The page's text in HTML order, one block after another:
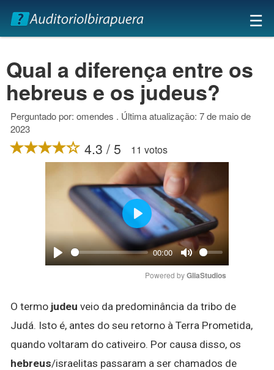
×
☰
Qual a diferença entre os
hebreus e os judeus?
Perguntado por: omendes . Última atualização: 7 de maio de
2023
4.3 / 5 11 votos
Play
00:00
Mute
Play
Powered by GliaStudios
O termo judeu veio da predominância da tribo de
Judá. Isto é, antes do seu retorno à Terra Prometida,
quando voltaram do cativeiro. Por causa disso, os
hebreus/israelitas passaram a ser chamados de